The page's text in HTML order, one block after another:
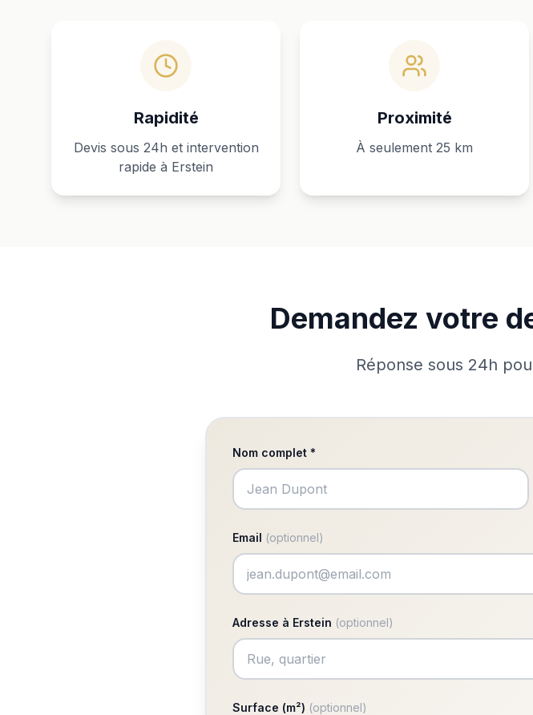
Rapidité
Devis sous 24h et intervention
rapide à Erstein
Proximité
À seulement 25 km
Demandez votre
Réponse sous 24h
Nom complet *
Email (optionnel)
Adresse à Erstein (optionnel)
Surface (m²) (optionnel)